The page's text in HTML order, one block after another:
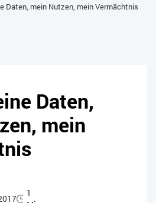
Daten, mein Nutzen, mein Vermächtnis
Daten,
mein
1